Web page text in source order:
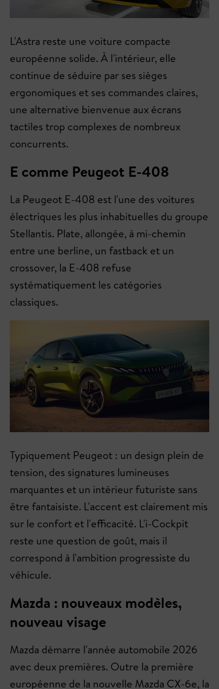
L'Astra reste une voiture compacte
européenne solide. À l'intérieur, elle
continue de séduire par ses sièges
ergonomiques et ses commandes claires,
une alternative bienvenue aux écrans
tactiles trop complexes de nombreux
concurrents.
E comme Peugeot E-408
La Peugeot E-408 est l'une des voitures
électriques les plus inhabituelles du groupe
Stellantis. Plate, allongée, à mi-chemin
entre une berline, un fastback et un
crossover, la E-408 refuse
systématiquement les catégories
classiques.
Typiquement Peugeot : un design plein de
tension, des signatures lumineuses
marquantes et un intérieur futuriste sans
être fantaisiste. L'accent est clairement mis
sur le confort et l'efficacité. L'i-Cockpit
reste une question de goût, mais il
correspond à l'ambition progressiste du
véhicule.
Mazda : nouveaux modèles,
nouveau visage
Mazda démarre l'année automobile 2026
avec deux premières. Outre la première
européenne de la nouvelle Mazda CX-6e, la